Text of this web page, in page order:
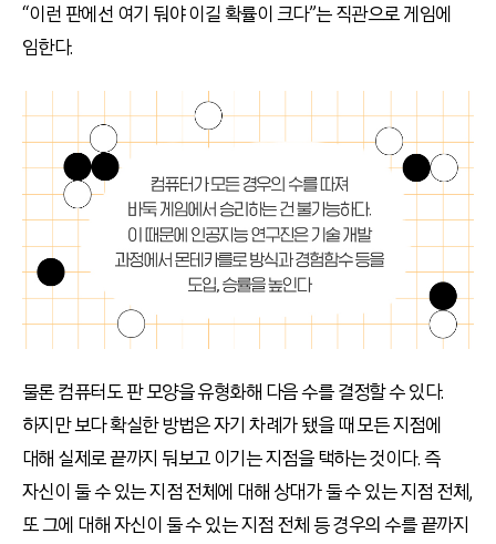
“이런 판에선 여기 둬야 이길 확률이 크다”는 직관으로 게임에
임한다.
물론 컴퓨터도 판 모양을 유형화해 다음 수를 결정할 수 있다.
하지만 보다 확실한 방법은 자기 차례가 됐을 때 모든 지점에
대해 실제로 끝까지 둬보고 이기는 지점을 택하는 것이다. 즉
자신이 둘 수 있는 지점 전체에 대해 상대가 둘 수 있는 지점 전체,
또 그에 대해 자신이 둘 수 있는 지점 전체 등 경우의 수를 끝까지